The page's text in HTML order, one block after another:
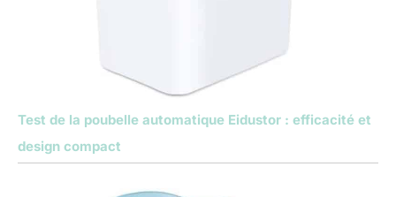
Test de la poubelle automatique Eidustor : efficacité et
design compact